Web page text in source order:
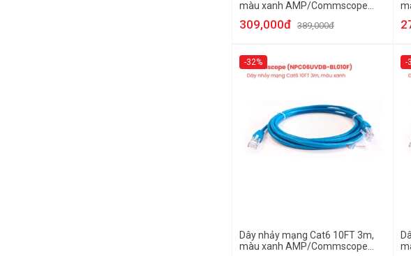
màu xanh AMP/Commscope
309,000đ 389,000đ
-32%
Dây nhảy mạng Cat6 10FT 3m,
màu xanh AMP/Commscope
-